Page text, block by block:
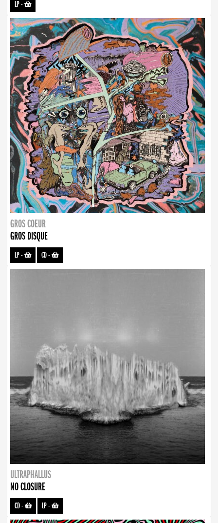
LP-
GROS COEUR
GROS DISQUE
LP- CD-
ULTRAPHALLUS
NO CLOSURE
CD- LP-